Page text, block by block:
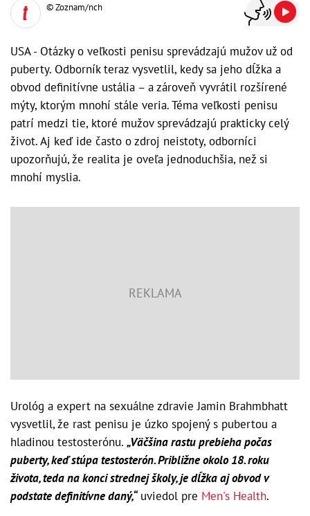
© Zoznam/nch
USA - Otázky o veľkosti penisu sprevádzajú mužov už od
puberty. Odborník teraz vysvetlil, kedy sa jeho dĺžka a
obvod definitívne ustália – a zároveň vyvrátil rozšírené
mýty, ktorým mnohí stále veria. Téma veľkosti penisu
patrí medzi tie, ktoré mužov sprevádzajú prakticky celý
život. Aj keď ide často o zdroj neistoty, odborníci
upozorňujú, že realita je oveľa jednoduchšia, než si
mnohí myslia.
Urológ a expert na sexuálne zdravie Jamin Brahmbhatt
vysvetlil, že rast penisu je úzko spojený s pubertou a
hladinou testosterónu. „Väčšina rastu prebieha počas
puberty, keď stúpa testosterón. Približne okolo 18. roku
života, teda na konci strednej školy, je dĺžka aj obvod v
podstate definitívne daný,“uviedol pre Men's Health.